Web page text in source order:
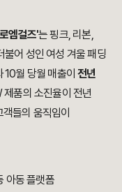
엠걸즈'는 핑크, 리본,
불어 성인 여성 겨울 패딩
10월 당월 매출이전년
품의 소진율이 전년
들의 움직임이
아동 플랫폼